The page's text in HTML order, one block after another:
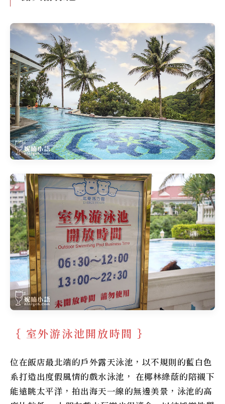
室外游泳池開放時間
位在飯店最北端的戶外露天泳池，以不規則的藍白色
系打造出度假風情的戲水泳池， 在椰林綠蔭的陪襯下
能遠眺太平洋，拍出海天一線的無邊美景，泳池的高